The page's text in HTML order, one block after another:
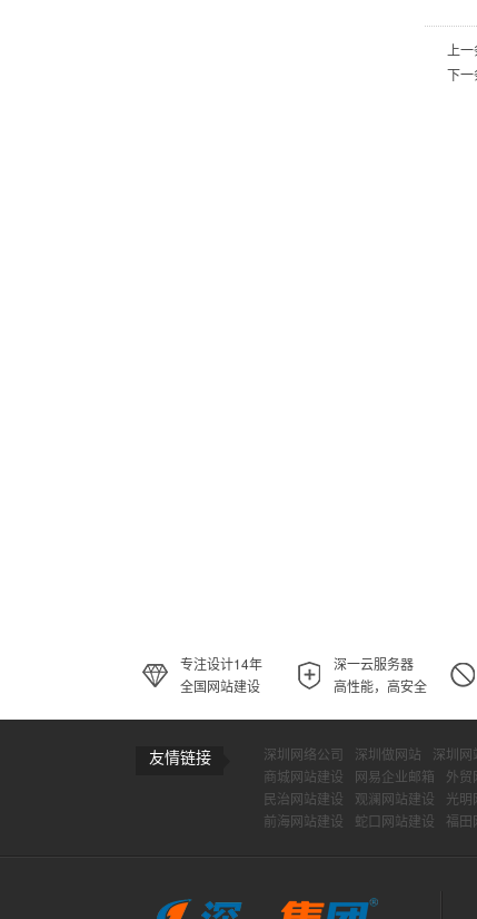
上一
下一
专注设计14年
全国网站建设
深一云服务器
高性能，高安全
友情链接 深圳网络公司 深圳做网站 深圳网
商城网站建设
网易企业邮箱 外贸
民治网站建设
观澜网站建设 光明
前海网站建设
蛇口网站建设 福田